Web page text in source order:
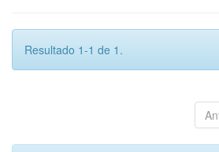
Resultado 1-1 de 1.